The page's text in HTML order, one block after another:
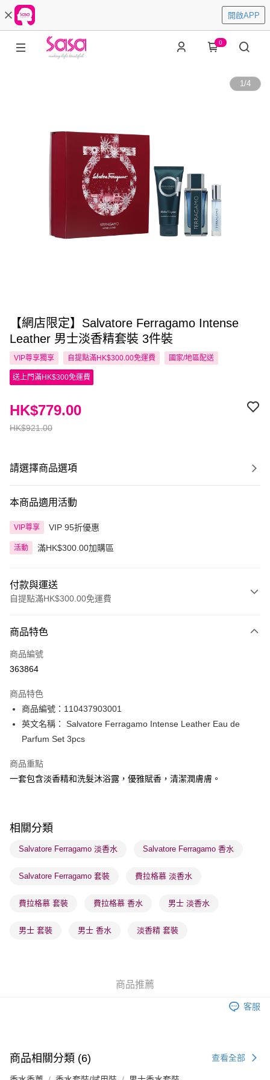
開啟APP
0
1/4
【網店限定】Salvatore Ferragamo Intense
Leather 男士淡香精套裝 3件裝
VIP尊享獨享 自提點滿HK$300.00免運費 國家/地區配送
送上門滿HK$300免運費
HK$921.00
HK$779.00
請選擇商品選項
本商品適用活動
VIP尊享 VIP 95折優惠
活動 滿HK$300.00加購區
付款與運送
自提點滿HK$300.00免運費
信用卡
Apple Pay
PayMe
WeChat Pay
送貨方式
每筆HK$65.00，滿HK$300.00或以上免運費
確認發貨後1-3 工作天送達，訂單將隨機分配至SF順豐速運或京東
每筆HK$65.00，滿HK$300.00或以上免運費
(香港門市) 只顯示可選門市。確認發貨後2-5個工作天到店，3天內
(澳門門市) 只顯示可選門市。確認發貨後2-5個工作天到店，3天內
商品特色
商品編號
363864
商品特色
商品編號：110437903001
英文名稱： Salvatore Ferragamo Intense Leather Eau de
Parfum Set 3pcs
商品重點
一套包含淡香精和洗髮沐浴露，優雅賦香，清潔潤膚膚。
相關分類
Salvatore Ferragamo 淡香水 Salvatore Ferragamo 香水
Salvatore Ferragamo 套裝 費拉格慕 淡香水
費拉格慕 套裝 費拉格慕 香水 男士 淡香水
男士 套裝 男士 香水 淡香精 套裝
商品推薦
客服
商品相關分類 (6) 查看全部